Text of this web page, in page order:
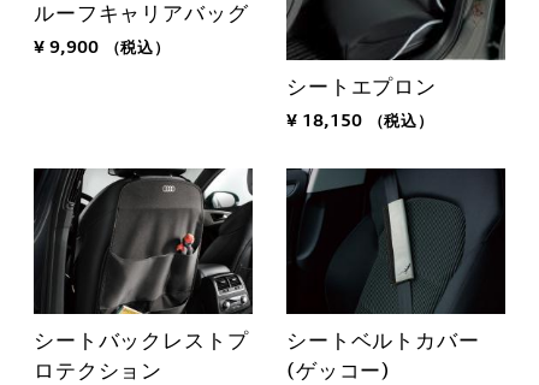
ルーフキャリアバッグ
¥ 9,900 （税込）
シートエプロン
¥ 18,150 （税込）
シートバックレストプ
ロテクション
シートベルトカバー
(ゲッコー)